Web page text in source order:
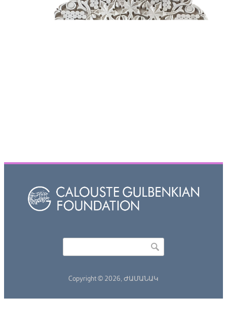
Copyright © 2026, ԺԱՄԱՆԱԿ